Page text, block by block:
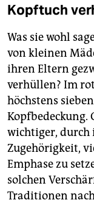
Kopftuch
Was sie wohl
von kleinen
ihren Eltern
verhüllen? Im
höchstens
Kopfbedeckung.
wichtiger, durch
Zugehörigkeit,
Emphase zu
solchen
Traditionen